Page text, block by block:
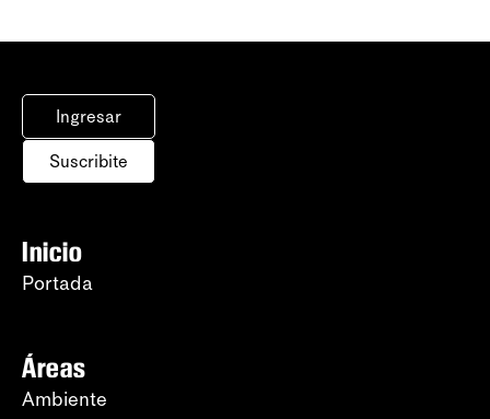
Ingresar
Suscribite
Inicio
Portada
Áreas
Ambiente